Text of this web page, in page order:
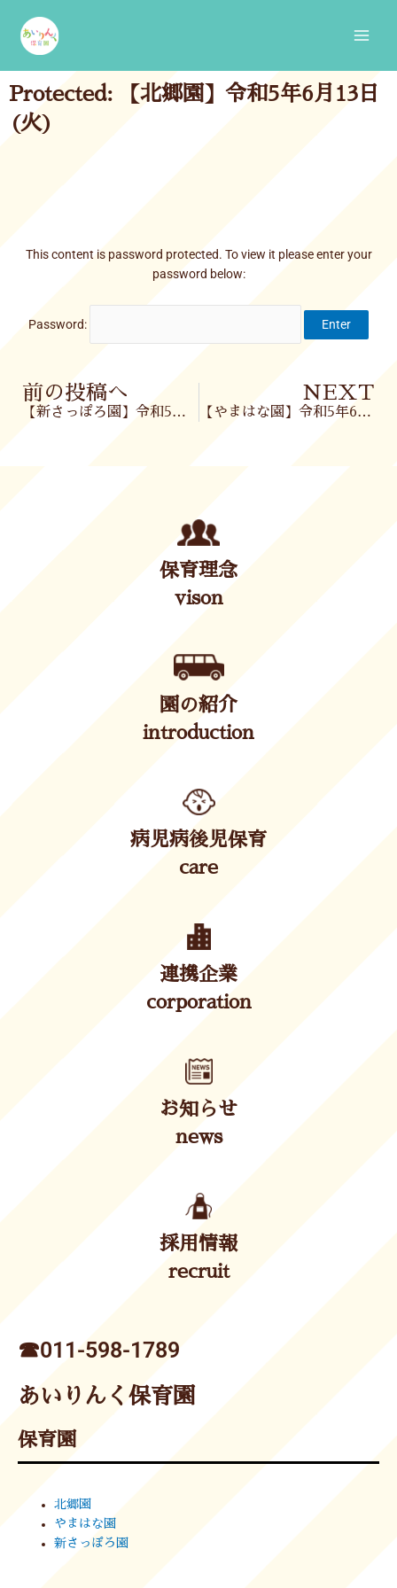
content
Protected: 【北郷園】令和5年6月13日
(火)
This content is password protected. To view it please enter your
password below:
Password:
Prev
前の投稿へ
【新さっぽろ園】令和5年6月13日(火)
NEXT
【やまはな園】令和5年6月14日(水)
保育理念
vison
園の紹介
introduction
病児病後児保育
care
連携企業
corporation
お知らせ
news
採用情報
recruit
☎︎011-598-1789
あいりんく保育園
保育園
北郷園
やまはな園
新さっぽろ園